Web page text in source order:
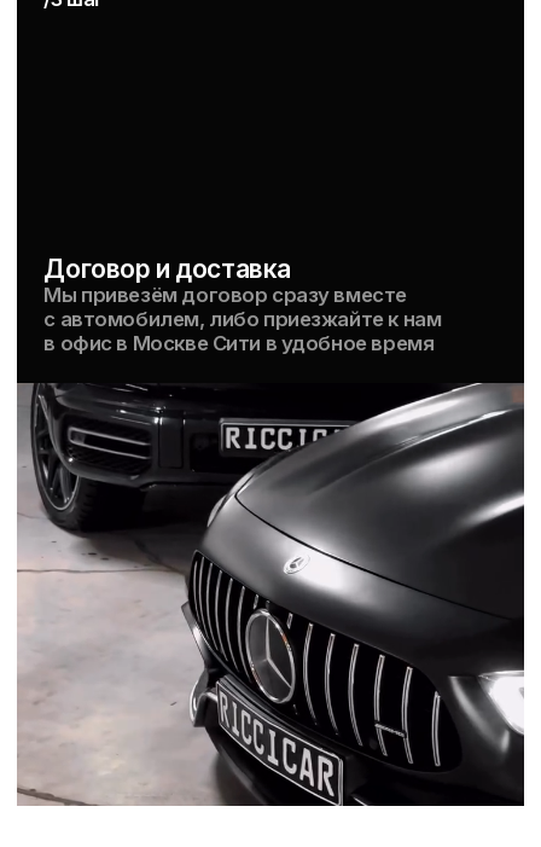
/Клиентам
Условия аренды
Задать вопрос
Контакты
/Услуги
Клубные карты
Telegram
Подпишитесь на наш Инстаграм* ->
*Компания Meta Platforms Inc., владеющая социальными сетями